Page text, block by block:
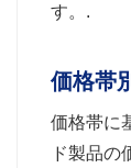
す。.
価格帯
価格帯に
ド製品の